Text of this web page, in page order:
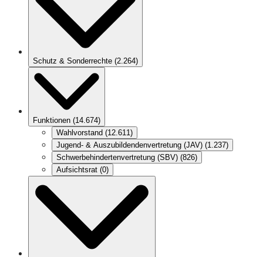
Schutz & Sonderrechte (2.264)
Funktionen (14.674)
Wahlvorstand (12.611)
Jugend- & Auszubildendenvertretung (JAV) (1.237)
Schwerbehindertenvertretung (SBV) (826)
Aufsichtsrat (0)